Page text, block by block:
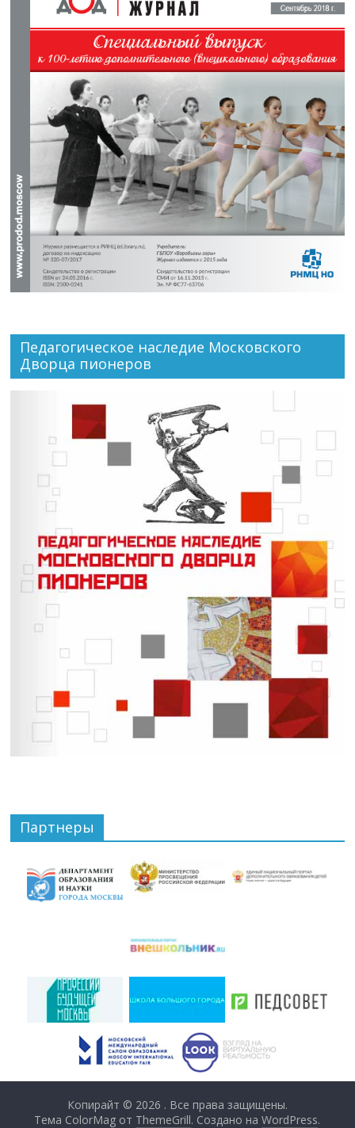
Педагогическое наследие Московского
Дворца пионеров
Партнеры
Копирайт © 2026 . Все права защищены.
Тема ColorMag от ThemeGrill. Создано наWordPress.